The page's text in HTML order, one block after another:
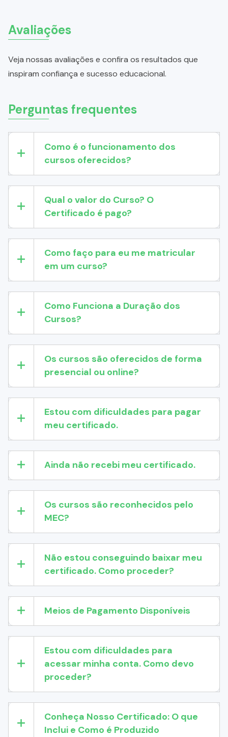
Avaliações
Veja nossas avaliações e confira os resultados que
inspiram confiança e sucesso educacional.
Perguntas frequentes
Como é o funcionamento dos
cursos oferecidos?
Qual o valor do Curso? O
Certificado é pago?
Como faço para eu me matricular
em um curso?
Como Funciona a Duração dos
Cursos?
Os cursos são oferecidos de forma
presencial ou online?
Estou com dificuldades para pagar
meu certificado.
Ainda não recebi meu certificado.
Os cursos são reconhecidos pelo
MEC?
Não estou conseguindo baixar meu
certificado. Como proceder?
Meios de Pagamento Disponíveis
Estou com dificuldades para
acessar minha conta. Como devo
proceder?
Conheça Nosso Certificado: O que
Inclui e Como é Produzido